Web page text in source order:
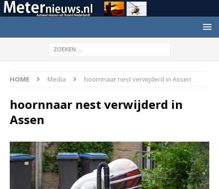
HOME Media hoornnaar nest verwijderd in Assen
hoornnaar nest verwijderd in
Assen